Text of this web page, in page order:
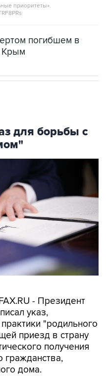
приоритеты».
погибшем в
Крым
для борьбы с
- Президент
указ,
"родильного
приезд в страну
получения
гражданства,
дома.